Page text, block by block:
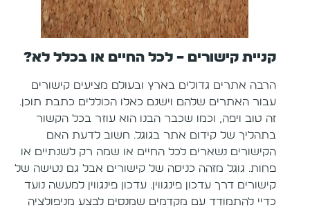
קניית קישורים – לכל החיים או בכלל לא?
הרבה אתרים גדולים בארץ ובעולם מציעים קישורים
עבור האתרים שלהם וישנם כאלו הכוללים כתבת תוכן.
זה טוב ויפה, וכמו שכבר הבנו הוא עוזר בכל הקשור
בתהליך של קידום אתר בגוגל. חשוב לדעת האם
הקישורים נשארים לכל החיים או שמה רק לשנתיים או
פחות. גוגל מזהה כניסה של קישורים אבל גם נטישה של
קישורים דרך עדכון פינגווין. עדכון פינגווין למעשה נועד
כדיי להתמודד עם מקדמים שמנסים לבצע מניפולציה